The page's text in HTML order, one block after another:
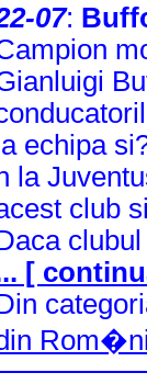
07:
la echipa
la
club
[